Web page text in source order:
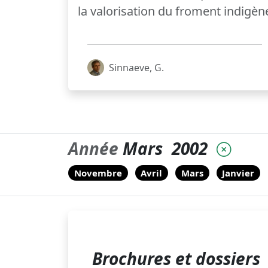
la valorisation du froment
Sinnaeve, G.
Année Mars 2002
Novembre Avril Mars Janvier
Brochures et dossiers